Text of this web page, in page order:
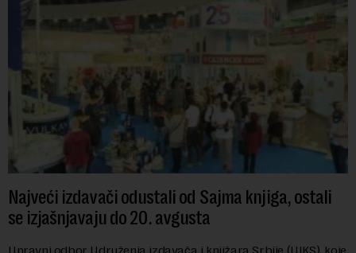
Najveći izdavači odustali od Sajma knjiga, ostali
se izjašnjavaju do 20. avgusta